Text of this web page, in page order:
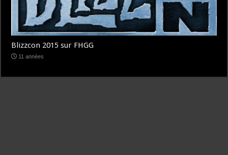
Blizzcon 2015 sur FHGG
11 années